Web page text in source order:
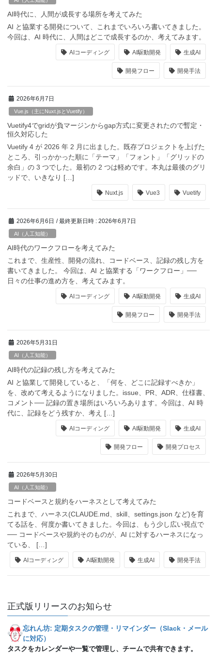
AI時代に、人間が成長する場所を考えてみた
AI と協業する開発について、これまでいろいろ書いてきました。
今回は、AI 時代に、人間はどこで成長するのか、考えてみます。
AIコーディング AI駆動開発 生成AI
開発フロー 開発手法
2026年6月7日
Vue.js（主にNuxt.jsとVuetify）
Vuetify4でgridが負マージンからgap方式に変更されたので暫定・
恒久対応した
Vuetify 4 が 2026 年 2 月に出ました。既存プロジェクトを上げた
ところ、引っかかった順に「テーマ」「フォント」「グリッドの
余白」の 3 つでした。最初の 2 つは軽めです。本丸は最後のグリ
ッドで、いきなり […]
Nuxt.js Vue3 Vuetify
2026年6月6日 / 最終更新日時 : 2026年6月7日
AI（人工知能）
AI時代のワークフローを考えてみた
これまで、生産性、開発の流れ、コードベース、記録の残し方を
書いてきました。 今回は、AI と協業する「ワークフロー」──
日々の仕事の進め方を、考えてみます。
AIコーディング AI駆動開発 生成AI
開発フロー 開発手法
2026年5月31日
AI（人工知能）
AI時代の記録の残し方を考えてみた
AI と協業して開発していると、「何を、どこに記録すべきか」
を、改めて考えるようになりました。issue、PR、ADR、仕様書、
コメント── 記録の置き場所はいろいろあります。今回は、AI 時
代に、記録をどう残すか、考え […]
AIコーディング AI駆動開発 生成AI
開発フロー 開発プロセス
2026年5月30日
AI（人工知能）
コードベースと規約をハーネスとして考えてみた
これまで、ハーネス(CLAUDE.md、skill、settings.json など)を育
てる話を、何度か書いてきました。今回は、もう少し広い視点で
── コードベースや規約そのものが、AI に対するハーネスになっ
ている、 […]
AIコーディング AI駆動開発 生成AI 開発手法
正式版リリースのお知らせ
忘れん坊: 定期タスクの管理・リマインダー（Slack・メール
に対応）
タスクをカレンダーや一覧で管理し、チームで共有できます。